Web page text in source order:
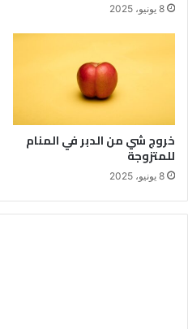
8 يونيو، 2025
خروج شي من الدبر في المنام
للمتزوجة
8 يونيو، 2025